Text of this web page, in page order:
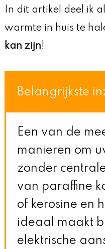
In dit artikel deel ik
warmte in huis te
kan zijn!
Belangrijkste
Een van de
manieren om
zonder
van paraffine
of kerosine en
ideaal maakt
elektrische